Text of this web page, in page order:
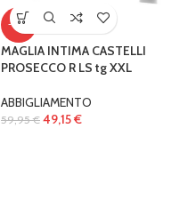
-18%
MAGLIA INTIMA CASTELLI
PROSECCO R LS tg XXL
ABBIGLIAMENTO
59,95€ 49,15€